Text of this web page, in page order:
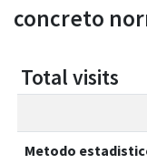
concreto
Total visits
Metodo